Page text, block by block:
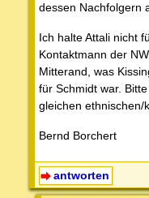
dessen Nachfolgern
Ich halte Attali nicht
Kontaktmann der
Mitterand, was
für Schmidt war.
gleichen ethnischen/
Bernd Borchert
antworten